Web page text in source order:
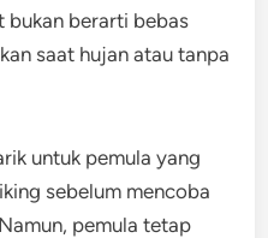
bukan berarti bebas
saat hujan atau tanpa
untuk pemula yang
sebelum mencoba
pemula tetap